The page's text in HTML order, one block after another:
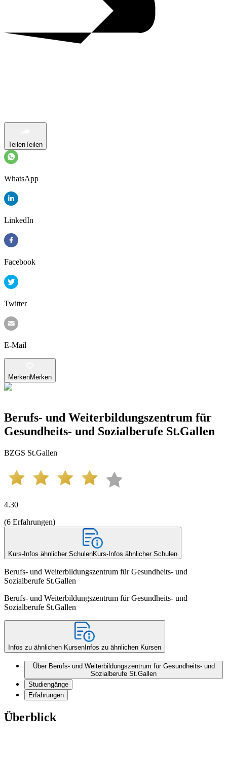
TeilenTeilen
WhatsApp
LinkedIn
Facebook
Twitter
E-Mail
MerkenMerken
Berufs- und Weiterbildungszentrum für
Gesundheits- und Sozialberufe St.Gallen
BZGS St.Gallen
4.30
(6 Erfahrungen)
Kurs-Infos ähnlicher SchulenKurs-Infos ähnlicher Schulen
Berufs- und Weiterbildungszentrum für Gesundheits- und
Sozialberufe St.Gallen
Berufs- und Weiterbildungszentrum für Gesundheits- und
Sozialberufe St.Gallen
Infos zu ähnlichen Kursen Infos zu ähnlichen Kursen
Über Berufs- und Weiterbildungszentrum für Gesundheits- und
Sozialberufe St.Gallen
Studiengänge
Erfahrungen
Überblick